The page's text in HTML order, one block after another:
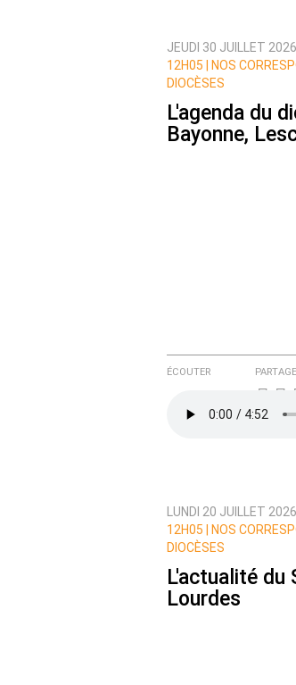
Nom
Courriel (non
Prévenez-moi
JEUDI 30 JUILLET 2026
12H05 |
NOS
DIOCÈSES
L'agenda du
Bayonne,
ÉCOUTER
LUNDI 20 JUILLET 2026
12H05 |
NOS
DIOCÈSES
L'actualité du
Lourdes